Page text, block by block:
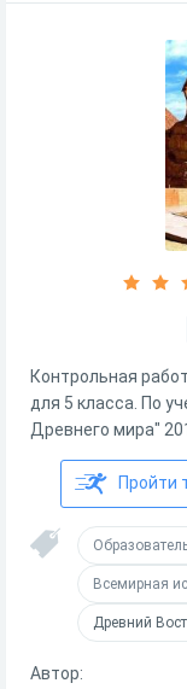
Контрольная
для 5 класса. По
Древнего мира"
Пройти
Всемирная
Древний
Автор: